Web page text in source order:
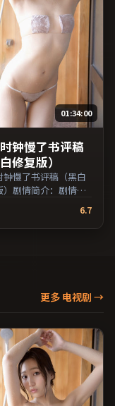
索引，支持片名与演
检索。）
01:34:00
钟慢了书评稿
白修复版）
钟慢了书评稿（黑白
）剧情简介：剧情围
意外转折展开，美术
原了特定年代质
乌尔善执导，刘亦
同步更新片源。适合
视资源大全免费条
，支持片名与演员交
。）
6.7
更多 电视剧 →